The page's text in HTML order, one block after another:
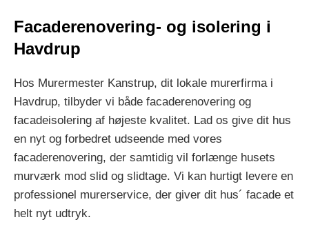
Facaderenovering- og isolering i
Havdrup
Hos Murermester Kanstrup, dit lokale murerfirma i
Havdrup, tilbyder vi både facaderenovering og
facadeisolering af højeste kvalitet. Lad os give dit hus
en nyt og forbedret udseende med vores
facaderenovering, der samtidig vil forlænge husets
murværk mod slid og slidtage. Vi kan hurtigt levere en
professionel murerservice, der giver dit hus´ facade et
helt nyt udtryk.